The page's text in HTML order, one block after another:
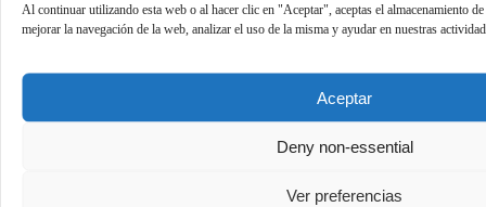
Al continuar utilizando esta web o al hacer clic en "Aceptar", aceptas el almacenamiento
mejorar la navegación de la web, analizar el uso de la misma y ayudar en nuestras
Aceptar
Deny non-essential
Ver preferencias